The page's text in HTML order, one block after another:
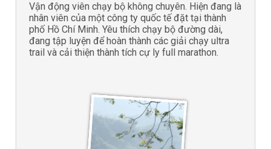
Vận động viên chạy bộ không chuyên. Hiện đang là
nhân viên của một công ty quốc tế đặt tại thành
phố Hồ Chí Minh. Yêu thích chạy bộ đường dài,
đang tập luyện để hoàn thành các giải chạy ultra
trail và cải thiện thành tích cự ly full marathon.